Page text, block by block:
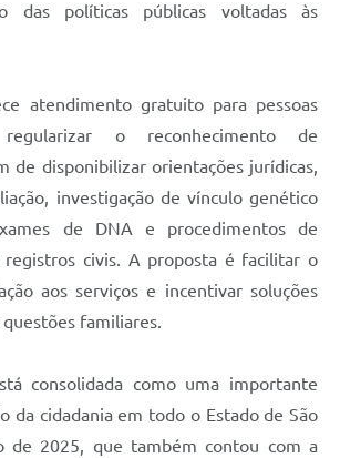
das políticas públicas voltadas às
atendimento gratuito para pessoas
o reconhecimento de
de disponibilizar orientações jurídicas,
investigação de vínculo genético
de DNA e procedimentos de
registros civis. A proposta é facilitar o
aos serviços e incentivar soluções
questões familiares.
consolidada como uma importante
da cidadania em todo o Estado de São
de 2025, que também contou com a